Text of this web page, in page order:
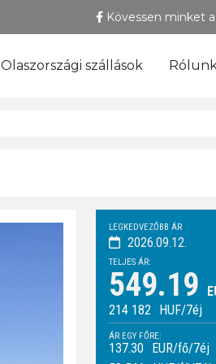
Kövessen minket
Olaszországi szállások
LEGKEDVEZŐBB ÁR
2026.09.12.
TELJES ÁR:
549.19
214 182 HUF/7éj
ÁR EGY FŐRE:
137.30
EUR/fő/7éj